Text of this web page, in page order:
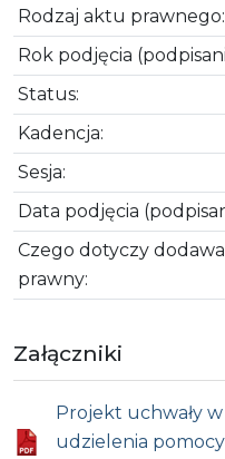
Rodzaj aktu prawnego:
Rok podjęcia
Status:
Kadencja:
Sesja:
Data podjęcia
Czego dotyczy
prawny:
Załączniki
Projekt uchwały
udzielenia